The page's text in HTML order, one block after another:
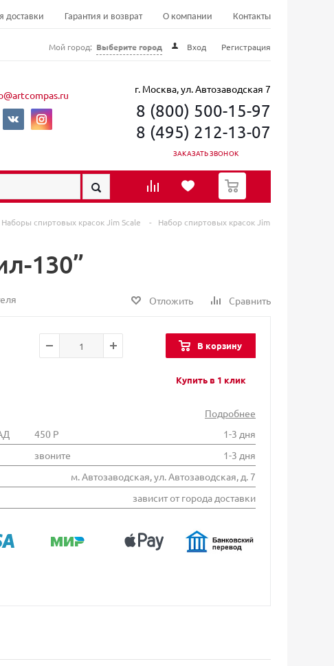
доставки Гарантия и возврат О компании Контакты
Мой город: Выберите город Вход Регистрация
г. Москва, ул. Автозаводская 7
8 (800) 500-15-97
8 (495) 212-13-07
ЗАКАЗАТЬ ЗВОНОК
0
Наборы спиртовых красок Jim Scale -
Набор спиртовых красок Jim
130”
Отложить Сравнить
В корзину
Купить в 1 клик
Подробнее
450 Р
1-3 дня
звоните
1-3 дня
м. Автозаводская, ул. Автозаводская, д. 7
зависит от города доставки